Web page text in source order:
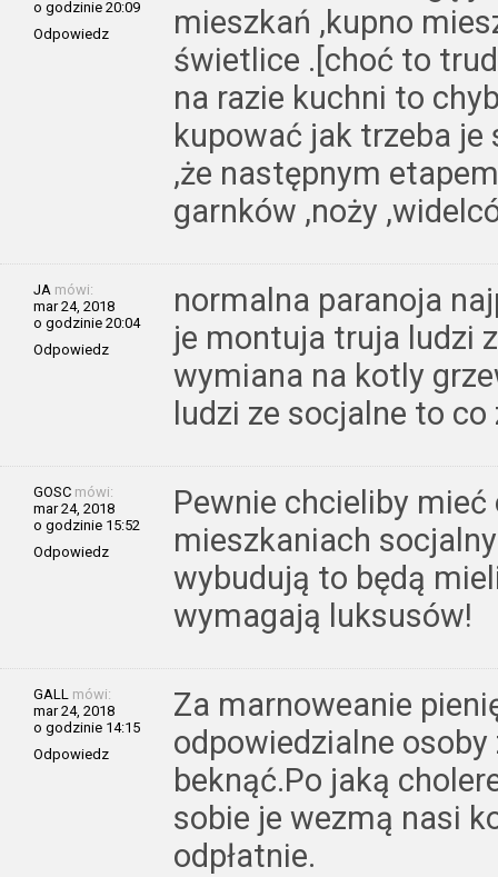
o godzinie 20:09
Odpowiedz
mieszkań ,kupno
świetlice .[choć to
na razie kuchni to
kupować jak trzeba je
,że następnym
garnków ,noży
JA mówi:
mar 24, 2018
o godzinie 20:04
Odpowiedz
normalna paranoja
je montuja truja ludzi
wymiana na kotly
ludzi ze socjalne to
GOSC mówi:
mar 24, 2018
o godzinie 15:52
Odpowiedz
Pewnie chcieliby
mieszkaniach
wybudują to będą
wymagają luksusów!
GALL mówi:
mar 24, 2018
o godzinie 14:15
Odpowiedz
Za marnoweanie
odpowiedzialne
beknąć.Po jaką
sobie je wezmą nasi
odpłatnie.